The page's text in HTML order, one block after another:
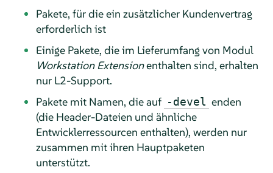
Pakete, für die ein zusätzlicher Kundenvertrag
erforderlich ist
Einige Pakete, die im Lieferumfang von Modul
Workstation Extensionenthalten sind, erhalten
nur L2-Support.
Pakete mit Namen, die auf -devel enden
(die Header-Dateien und ähnliche
Entwicklerressourcen enthalten), werden nur
zusammen mit ihren Hauptpaketen
unterstützt.